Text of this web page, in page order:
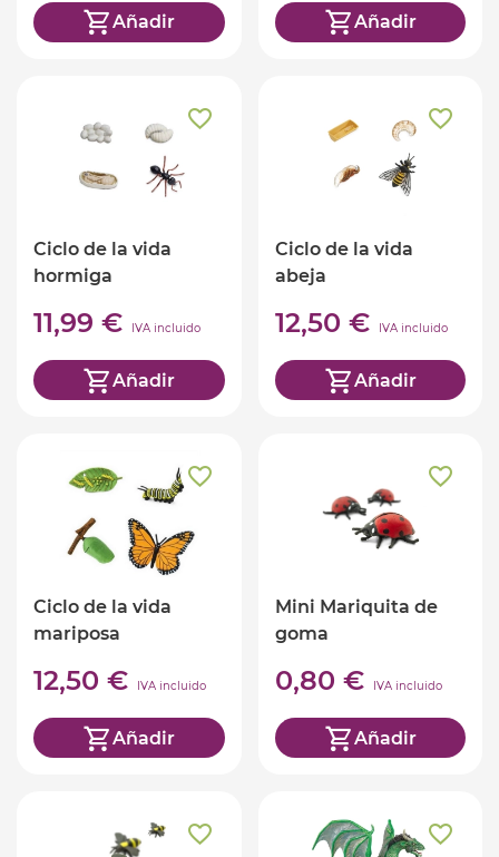
Añadir Añadir
Ciclo de la vida
hormiga
11,99 € IVA incluido
Añadir
Ciclo de la vida
abeja
12,50 € IVA incluido
Añadir
Ciclo de la vida
mariposa
12,50 € IVA incluido
Añadir
Mini Mariquita de
goma
0,80 € IVA incluido
Añadir